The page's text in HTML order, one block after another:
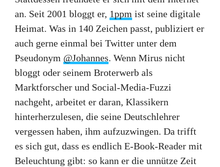
an. Seit 2001 bloggt er, 1ppm ist seine digitale
Heimat. Was in 140 Zeichen passt, publiziert er
auch gerne einmal bei Twitter unter dem
Pseudonym @Johannes. Wenn Mirus nicht
bloggt oder seinem Broterwerb als
Marktforscher und Social-Media-Fuzzi
nachgeht, arbeitet er daran, Klassikern
hinterherzulesen, die seine Deutschlehrer
vergessen haben, ihm aufzuzwingen. Da trifft
es sich gut, dass es endlich E-Book-Reader mit
Beleuchtung gibt: so kann er die unnütze Zeit